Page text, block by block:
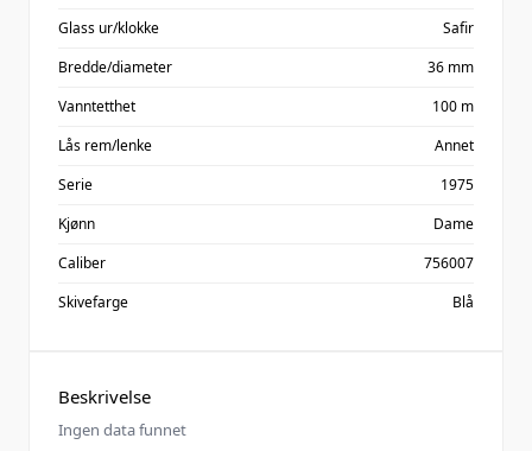
Beskrivelse
Ingen data funnet
Glass ur/klokke
Safir
Bredde/diameter
36 mm
Vanntetthet
100 m
Lås rem/lenke
Annet
Serie
1975
Kjønn
Dame
Caliber
756007
Skivefarge
Blå